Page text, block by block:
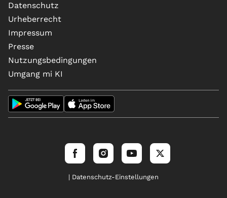
Datenschutz
Urheberrecht
Impressum
Presse
Nutzungsbedingungen
Umgang mi KI
| Datenschutz-Einstellungen